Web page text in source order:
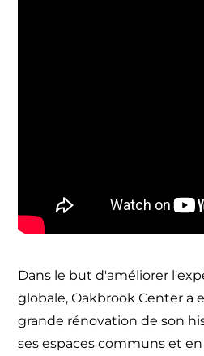
Dans le but d'améliorer
globale, Oakbrook Center a
grande rénovation de son
ses espaces communs et